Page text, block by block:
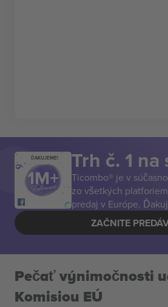
ĎAKUJEME! Trh č. 1 na
Ticombo® je v
zo všetkých
predaj v Európe.
ZAČNITE
Pečať výnimočnosti
Komisiou EÚ